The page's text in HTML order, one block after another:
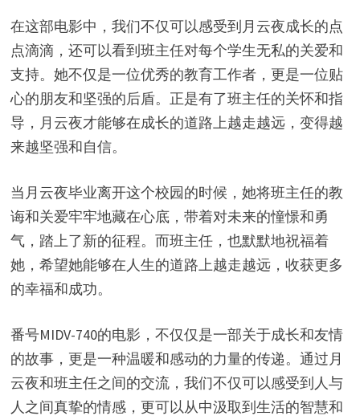
在这部电影中，我们不仅可以感受到月云夜成长的点
点滴滴，还可以看到班主任对每个学生无私的关爱和
支持。她不仅是一位优秀的教育工作者，更是一位贴
心的朋友和坚强的后盾。正是有了班主任的关怀和指
导，月云夜才能够在成长的道路上越走越远，变得越
来越坚强和自信。
当月云夜毕业离开这个校园的时候，她将班主任的教
诲和关爱牢牢地藏在心底，带着对未来的憧憬和勇
气，踏上了新的征程。而班主任，也默默地祝福着
她，希望她能够在人生的道路上越走越远，收获更多
的幸福和成功。
番号MIDV-740的电影，不仅仅是一部关于成长和友情
的故事，更是一种温暖和感动的力量的传递。通过月
云夜和班主任之间的交流，我们不仅可以感受到人与
人之间真挚的情感，更可以从中汲取到生活的智慧和